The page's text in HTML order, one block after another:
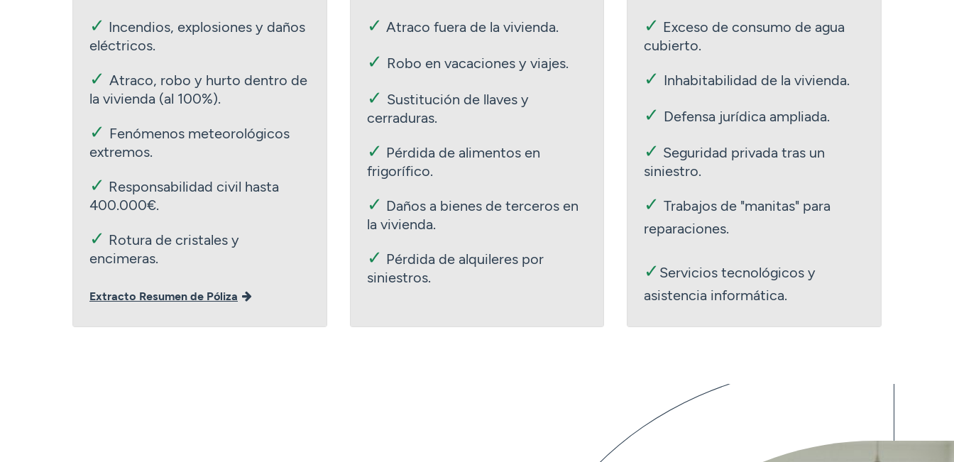
✓ Incendios, explosiones y daños
eléctricos.
✓ Atraco, robo y hurto dentro de
la vivienda (al 100%).
✓ Fenómenos meteorológicos
extremos.
✓ Responsabilidad civil hasta
400.000€.
✓ Rotura de cristales y
encimeras.
Extracto Resumen de Póliza
✓ Atraco fuera de la vivienda.
✓ Robo en vacaciones y viajes.
✓ Sustitución de llaves y
cerraduras.
✓ Pérdida de alimentos en
frigorífico.
✓ Daños a bienes de terceros en
la vivienda.
✓ Pérdida de alquileres por
siniestros.
✓ Exceso de consumo de agua
cubierto.
✓ Inhabitabilidad de la vivienda.
✓ Defensa jurídica ampliada.
✓ Seguridad privada tras un
siniestro.
✓Trabajos de "manitas" para
reparaciones.
✓ Servicios tecnológicos y
asistencia informática.